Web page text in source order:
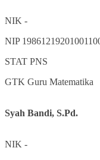
NIK -
NIP
STAT PNS
GTK Guru Matematika
Syah Bandi, S.Pd.
NIK -